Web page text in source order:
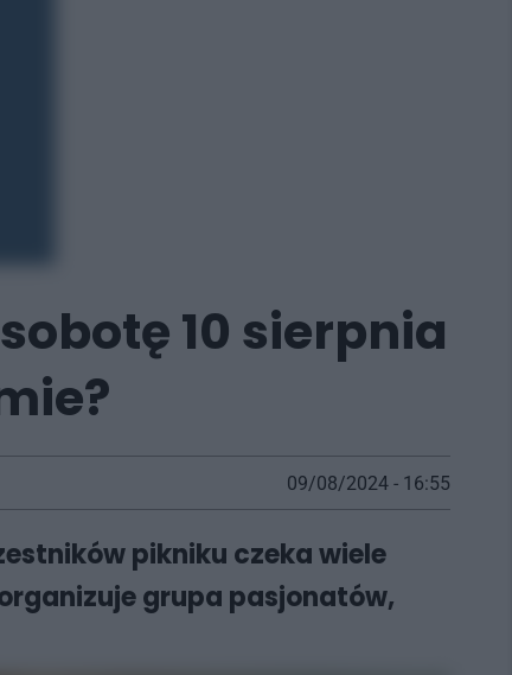
10 sierpnia
09/08/2024 - 16:55
pikniku czeka wiele
grupa pasjonatów,